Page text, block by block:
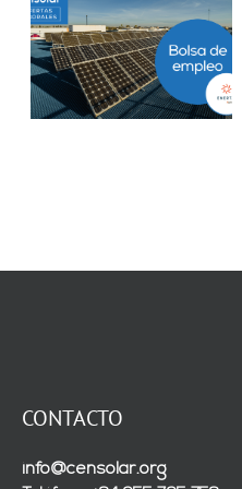
Project Manager
BESS en Ciudad de
México
CONTACTO
info@censolar.org